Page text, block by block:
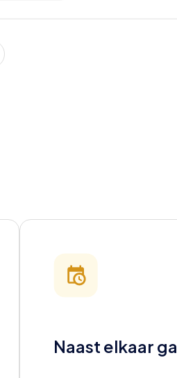
Naast elkaar